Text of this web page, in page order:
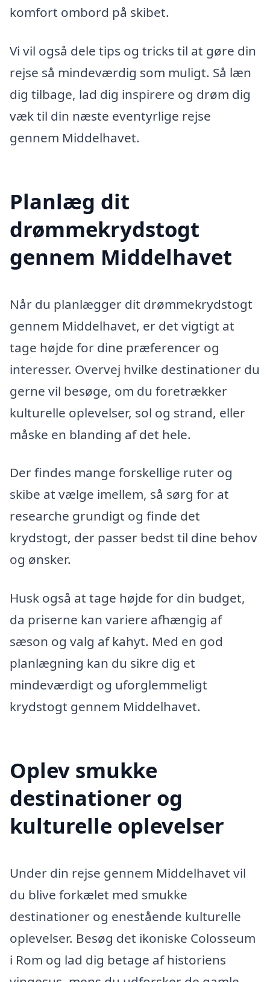
komfort ombord på skibet.
Vi vil også dele tips og tricks til at gøre din
rejse så mindeværdig som muligt. Så læn
dig tilbage, lad dig inspirere og drøm dig
væk til din næste eventyrlige rejse
gennem Middelhavet.
Planlæg dit
drømmekrydstogt
gennem Middelhavet
Når du planlægger dit drømmekrydstogt
gennem Middelhavet, er det vigtigt at
tage højde for dine præferencer og
interesser. Overvej hvilke destinationer du
gerne vil besøge, om du foretrækker
kulturelle oplevelser, sol og strand, eller
måske en blanding af det hele.
Der findes mange forskellige ruter og
skibe at vælge imellem, så sørg for at
researche grundigt og finde det
krydstogt, der passer bedst til dine behov
og ønsker.
Husk også at tage højde for din budget,
da priserne kan variere afhængig af
sæson og valg af kahyt. Med en god
planlægning kan du sikre dig et
mindeværdigt og uforglemmeligt
krydstogt gennem Middelhavet.
Oplev smukke
destinationer og
kulturelle oplevelser
Under din rejse gennem Middelhavet vil
du blive forkælet med smukke
destinationer og enestående kulturelle
oplevelser. Besøg det ikoniske Colosseum
i Rom og lad dig betage af historiens